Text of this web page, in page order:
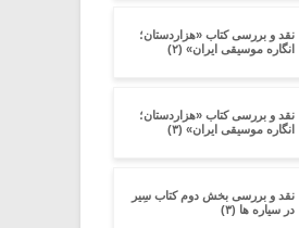
نقد و بررسی کتاب «هزاردستان؛
انگاره موسیقی ایران» (۲)
نقد و بررسی کتاب «هزاردستان؛
انگاره موسیقی ایران» (۳)
نقد و بررسی بخش دوم کتاب سِیر
در سیاره ­ها (۳)